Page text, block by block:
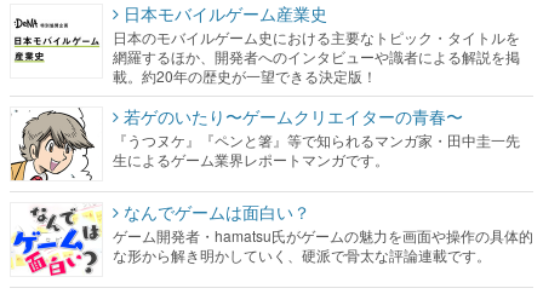
日本モバイルゲーム産業史
日本のモバイルゲーム史における主要なトピック・タイトルを
網羅するほか、開発者へのインタビューや識者による解説を掲
載。約20年の歴史が一望できる決定版！
若ゲのいたり〜ゲームクリエイターの青春〜
『うつヌケ』『ペンと箸』等で知られるマンガ家・田中圭一先
生によるゲーム業界レポートマンガです。
なんでゲームは面白い？
ゲーム開発者・hamatsu氏がゲームの魅力を画面や操作の具体的
な形から解き明かしていく、硬派で骨太な評論連載です。